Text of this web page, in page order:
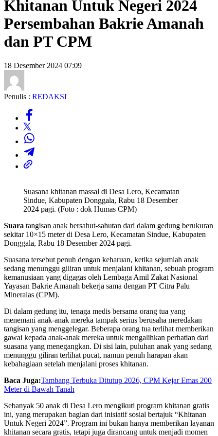
Khitanan Untuk Negeri 2024
Persembahan Bakrie Amanah
dan PT CPM
18 Desember 2024 07:09
Penulis : REDAKSI
Suasana khitanan massal di Desa Lero, Kecamatan
Sindue, Kabupaten Donggala, Rabu 18 Desember
2024 pagi. (Foto : dok Humas CPM)
Suara tangisan anak bersahut-sahutan dari dalam gedung berukuran
sekitar 10×15 meter di Desa Lero, Kecamatan Sindue, Kabupaten
Donggala, Rabu 18 Desember 2024 pagi.
Suasana tersebut penuh dengan keharuan, ketika sejumlah anak
sedang menunggu giliran untuk menjalani khitanan, sebuah program
kemanusiaan yang digagas oleh Lembaga Amil Zakat Nasional
Yayasan Bakrie Amanah bekerja sama dengan PT Citra Palu
Mineralas (CPM).
Di dalam gedung itu, tenaga medis bersama orang tua yang
menemani anak-anak mereka tampak serius berusaha meredakan
tangisan yang menggelegar. Beberapa orang tua terlihat memberikan
gawai kepada anak-anak mereka untuk mengalihkan perhatian dari
suasana yang menegangkan. Di sisi lain, puluhan anak yang sedang
menunggu giliran terlihat pucat, namun penuh harapan akan
kebahagiaan setelah menjalani proses khitanan.
Baca Juga:Tambang Terbuka Ditutup 2026, CPM Kejar Emas 200
Meter di Bawah Tanah
Sebanyak 50 anak di Desa Lero mengikuti program khitanan gratis
ini, yang merupakan bagian dari inisiatif sosial bertajuk “Khitanan
Untuk Negeri 2024”. Program ini bukan hanya memberikan layanan
khitanan secara gratis, tetapi juga dirancang untuk menjadi momen